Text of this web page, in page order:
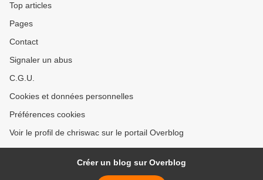
Top articles
Pages
Contact
Signaler un abus
C.G.U.
Cookies et données personnelles
Préférences cookies
Voir le profil de chriswac sur le portail Overblog
Créer un blog sur Overblog